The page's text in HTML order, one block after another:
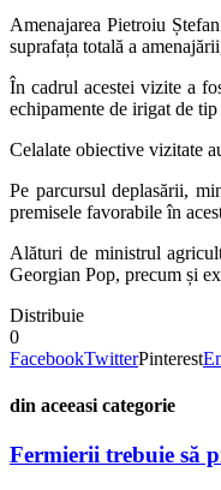
Amenajarea Pietroiu
suprafața totală a
În cadrul acestei vizite a
echipamente de irigat de
Celalate obiective vizitate
Pe parcursul deplasării,
premisele favorabile în
Alături de ministrul
Georgian Pop, precum și
Distribuie
0
FacebookTwitterPinterest
din aceeasi categorie
Fermierii trebuie să